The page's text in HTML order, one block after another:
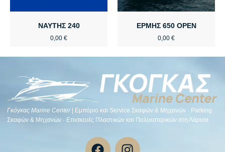
ΝΑΥΤΗΣ 240
0,00 €
ΕΡΜΗΣ 650 OPEN
0,00 €
Γκόγκας Μarine Center| Εμπόριο και Service Σκαφών & Μηχανών · Parking
Σκαφών & Μηχανών · Επισκευές Πλαστικών και Πολυεστερικών στη Λάρισα.